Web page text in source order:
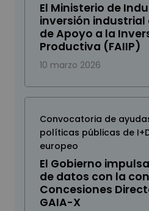
El Ministerio de
inversión industrial
de Apoyo a la
Productiva (FAIIP)
10 marzo 2026
Convocatoria de
políticas públicas de
europeo
El Gobierno
de datos con la
Concesiones
GAIA-X